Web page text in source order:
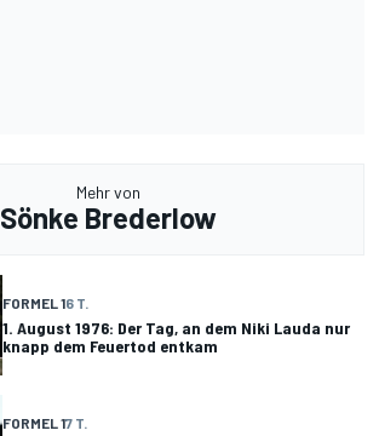
Mehr von
Sönke Brederlow
FORMEL 16 T.
1. August 1976: Der Tag, an dem Niki Lauda nur
knapp dem Feuertod entkam
FORMEL 17 T.